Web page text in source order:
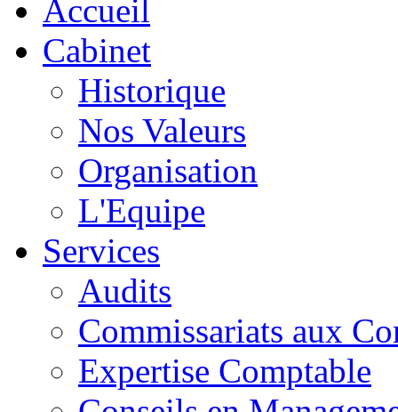
Accueil
Cabinet
Historique
Nos Valeurs
Organisation
L'Equipe
Services
Audits
Commissariats aux
Expertise Comptable